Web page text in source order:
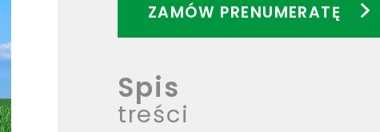
ZAMÓW PRENUMERATĘ
Spis
treści